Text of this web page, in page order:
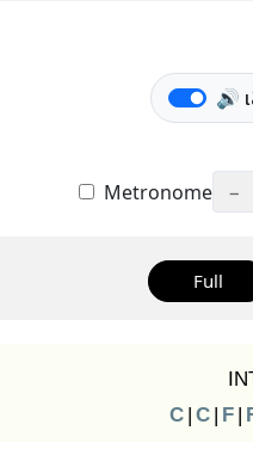
🔊
Metronome −
Full
C | C | F |